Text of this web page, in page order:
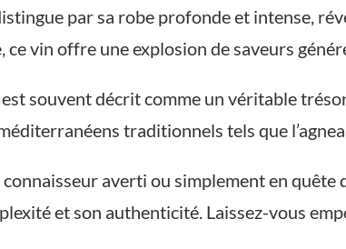
par sa robe profonde et intense,
ce vin offre une explosion de saveurs
souvent décrit comme un véritable
traditionnels tels que
averti ou simplement en
et son authenticité. Laissez-vous